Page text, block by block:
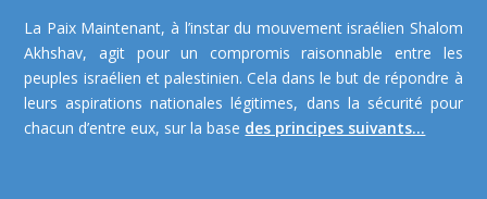
La Paix Maintenant, à l’instar du mouvement israélien Shalom
Akhshav, agit pour un compromis raisonnable entre les
peuples israélien et palestinien. Cela dans le but de répondre à
leurs aspirations nationales légitimes, dans la sécurité pour
chacun d’entre eux, sur la base des principes suivants...